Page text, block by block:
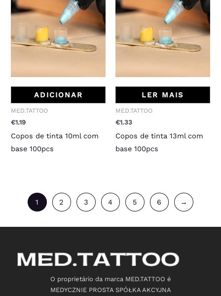
ADICIONAR
MED.TATTOO
€1.19
Copos de tinta 10ml com
base 100pcs
LER MAIS
MED.TATTOO
€1.33
Copos de tinta 13ml com
base 100pcs
1 2 3 4 5 6 →
O proprietário da marca MED.TATTOO é
MEDYCZNIE PROSTA SPÓŁKA AKCYJNA